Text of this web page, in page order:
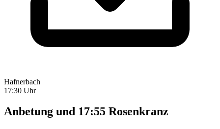
Hafnerbach
17:30 Uhr
Anbetung und 17:55 Rosenkranz